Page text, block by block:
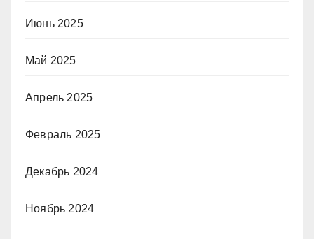
Июнь 2025
Май 2025
Апрель 2025
Февраль 2025
Декабрь 2024
Ноябрь 2024